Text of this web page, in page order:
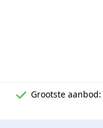
Grootste aanbod: